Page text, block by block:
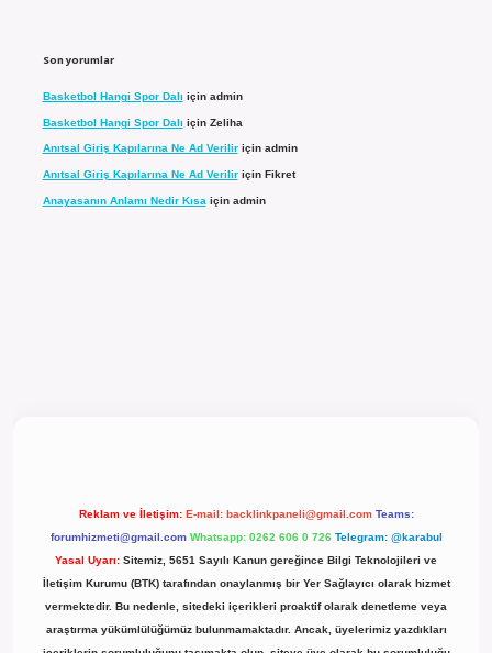
Son yorumlar
Basketbol Hangi Spor Dalı için admin
Basketbol Hangi Spor Dalı için Zeliha
Anıtsal Giriş Kapılarına Ne Ad Veriliriçin admin
Anıtsal Giriş Kapılarına Ne Ad Veriliriçin Fikret
Anayasanın Anlamı Nedir Kısa için admin
Reklam ve İletişim: E-mail: backlinkpaneli@gmail.com Teams:
forumhizmeti@gmail.com Whatsapp: 0262 606 0 726 Telegram: @karabul
Yasal Uyarı: Sitemiz, 5651 Sayılı Kanun gereğince Bilgi Teknolojileri ve
İletişim Kurumu (BTK) tarafından onaylanmış bir Yer Sağlayıcı olarak hizmet
vermektedir. Bu nedenle, sitedeki içerikleri proaktif olarak denetleme veya
araştırma yükümlülüğümüz bulunmamaktadır. Ancak, üyelerimiz yazdıkları